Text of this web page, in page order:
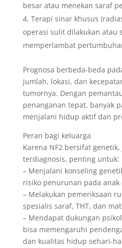
besar atau menekan saraf
Terapi sinar khusus
operasi sulit dilakukan atau
memperlambat
Prognosa berbeda-beda
jumlah, lokasi, dan
tumornya. Dengan
penanganan tepat, banyak
menjalani hidup aktif dan
Peran bagi keluarga
Karena NF2 bersifat
terdiagnosis, penting untuk:
– Menjalani konseling
risiko penurunan pada anak
– Melakukan pemeriksaan
spesialis saraf, THT, dan
– Mendapat dukungan
bisa memengaruhi
dan kualitas hidup sehari-